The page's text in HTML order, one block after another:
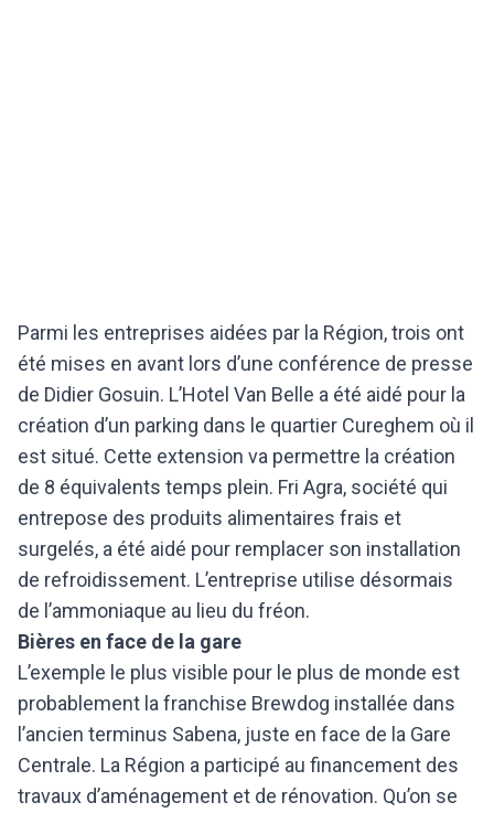
Parmi les entreprises aidées par la Région, trois ont
été mises en avant lors d’une conférence de presse
de Didier Gosuin. L’Hotel Van Belle a été aidé pour la
création d’un parking dans le quartier Cureghem où il
est situé. Cette extension va permettre la création
de 8 équivalents temps plein. Fri Agra, société qui
entrepose des produits alimentaires frais et
surgelés, a été aidé pour remplacer son installation
de refroidissement. L’entreprise utilise désormais
de l’ammoniaque au lieu du fréon.
Bières en face de la gare
L’exemple le plus visible pour le plus de monde est
probablement la franchise Brewdog installée dans
l’ancien terminus Sabena, juste en face de la Gare
Centrale. La Région a participé au financement des
travaux d’aménagement et de rénovation. Qu’on se